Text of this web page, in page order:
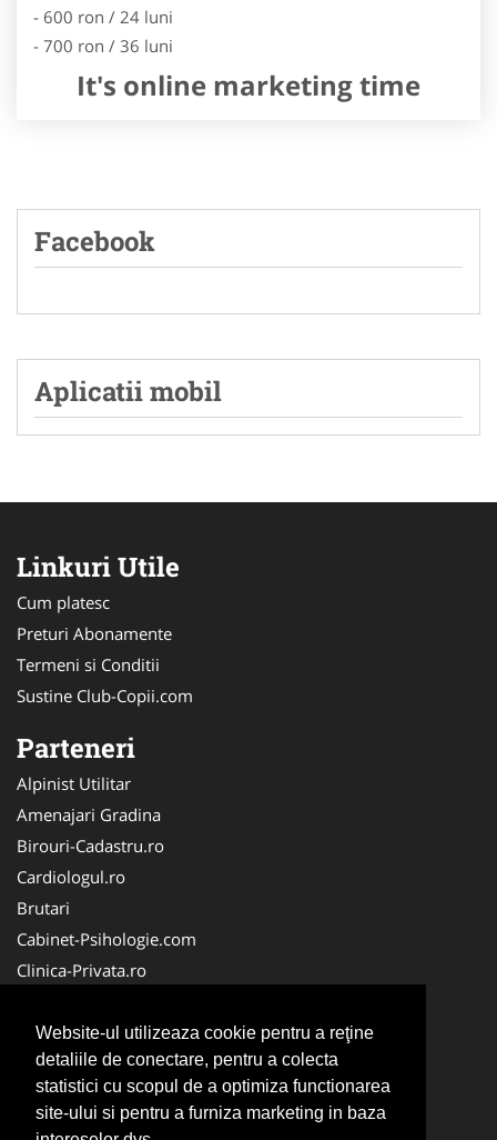
Website-ul utilizeaza cookie pentru a reţine
detaliile de conectare, pentru a colecta
statistici cu scopul de a optimiza functionarea
site-ului si pentru a furniza marketing in baza
- 600 ron / 24 luni
- 700 ron / 36 luni
It's online marketing time
Facebook
Aplicatii mobil
Linkuri Utile
Cum platesc
Preturi Abonamente
Termeni si Conditii
Sustine Club-Copii.com
Parteneri
Alpinist Utilitar
Amenajari Gradina
Birouri-Cadastru.ro
Cardiologul.ro
Brutari
Cabinet-Psihologie.com
Clinica-Privata.ro
Cabinet-Individual.ro
CentruInchirieri.ro
Echipamente Romania
MedicAcupunctura.ro